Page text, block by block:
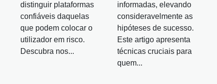
distinguir plataformas
confiáveis daquelas
que podem colocar o
utilizador em risco.
Descubra nos...
informadas, elevando
consideravelmente as
hipóteses de sucesso.
Este artigo apresenta
técnicas cruciais para
quem...